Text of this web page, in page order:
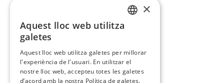
×
Aquest lloc web utilitza
galetes
Aquest lloc web utilitza galetes per millorar
l'experiència de l'usuari. En utilitzar el
nostre lloc web, accepteu totes les galetes
d’acord amb la nostra Política de galetes.